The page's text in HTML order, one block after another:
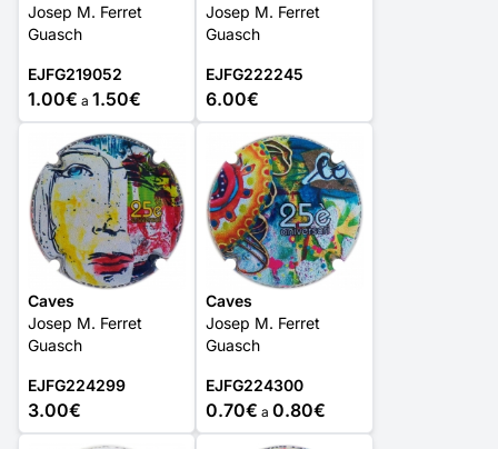
Josep M. Ferret
Guasch
EJFG219052
1.00€ a 1.50€
Josep M. Ferret
Guasch
EJFG222245
6.00€
Caves
Josep M. Ferret
Guasch
EJFG224299
3.00€
Caves
Josep M. Ferret
Guasch
EJFG224300
0.70€ a 0.80€